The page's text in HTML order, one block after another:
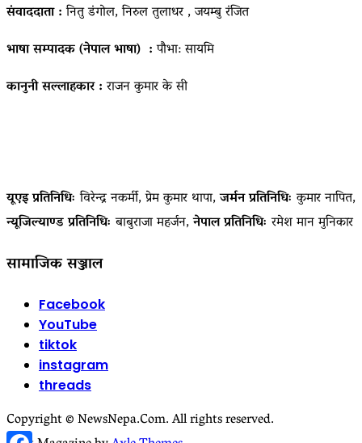
संवाददाता :नितु डंगोल, निरुल तुलाधर , जयम्बु रंजित
भाषा सम्पादक (नेपाल भाषा) :पौभा: सायमि
कानुनी सल्लाहकार :राजन कुमार के सी
यूएइ प्रतिनिधिः विरेन्द्र नकर्मी, प्रेम कुमार थापा,जर्मन प्रतिनिधिः कुमार नापित,
न्यूजिल्याण्ड प्रतिनिधिः बाबुराजा महर्जन,नेपाल प्रतिनिधिः रमेश मान मुनिकार
सामाजिक सञ्जाल
Facebook
YouTube
tiktok
instagram
threads
Copyright © NewsNepa.Com. All rights reserved.
Facebook